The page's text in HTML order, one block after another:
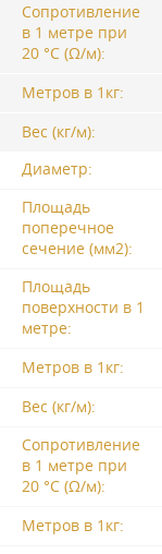
Сопротивление
в 1 метре при
20 °C (Ω/м):
Метров в 1кг:
Вес (кг/м):
Диаметр:
Площадь
поперечное
сечение (мм2):
Площадь
поверхности в 1
метре:
Метров в 1кг:
Вес (кг/м):
Сопротивление
в 1 метре при
20 °C (Ω/м):
Метров в 1кг: